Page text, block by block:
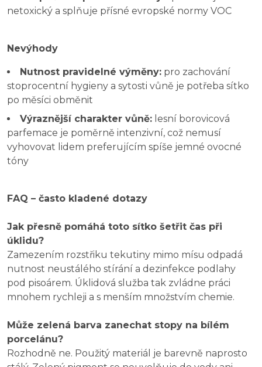
netoxický a splňuje přísné evropské normy VOC
Nevýhody
Nutnost pravidelné výměny: pro zachování
stoprocentní hygieny a sytosti vůně je potřeba sítko
po měsíci obměnit
Výraznější charakter vůně: lesní borovicová
parfemace je poměrně intenzivní, což nemusí
vyhovovat lidem preferujícím spíše jemné ovocné
tóny
FAQ – často kladené dotazy
Jak přesně pomáhá toto sítko šetřit čas při
úklidu?
Zamezením rozstřiku tekutiny mimo mísu odpadá
nutnost neustálého stírání a dezinfekce podlahy
pod pisoárem. Úklidová služba tak zvládne práci
mnohem rychleji a s menším množstvím chemie.
Může zelená barva zanechat stopy na bílém
porcelánu?
Rozhodně ne. Použitý materiál je barevně naprosto